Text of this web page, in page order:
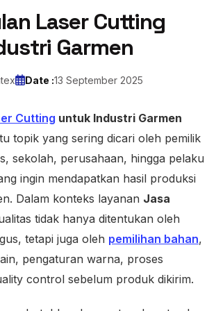
Laser Cutting
Garmen
Date :13 September 2025
Cutting untuk Industri Garmen
topik yang sering dicari oleh pemilik
sekolah, perusahaan, hingga pelaku
ingin mendapatkan hasil produksi
Dalam konteks layanan Jasa
tidak hanya ditentukan oleh
tetapi juga oleh pemilihan bahan,
pengaturan warna, proses
control sebelum produk dikirim.